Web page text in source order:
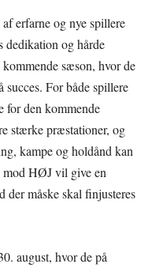
erfarne og nye spillere
og hårde
sæson, hvor de
For både spillere
for den kommende
stærke præstationer, og
kampe og holdånd kan
mod HØJ vil give en
der måske skal finjusteres
august, hvor de på